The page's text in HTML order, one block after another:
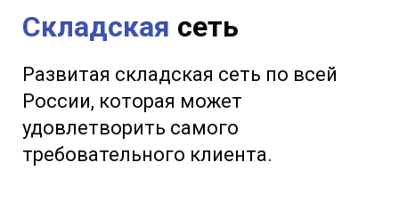
Складская сеть
Развитая складская сеть по всей
России, которая может
удовлетворить самого
требовательного клиента.